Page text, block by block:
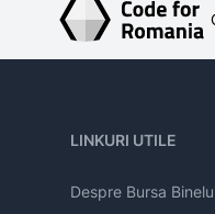
LINKURI UTILE
Despre Bursa